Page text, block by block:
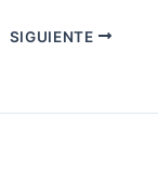
SIGUIENTE